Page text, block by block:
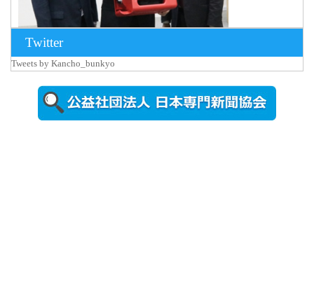
2026年8月5日
更新
農工大で大
Twitter
Tweets by Kancho_bunkyo